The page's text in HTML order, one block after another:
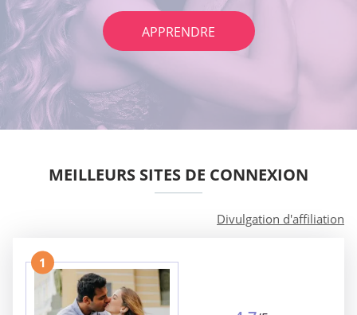
APPRENDRE
MEILLEURS SITES DE CONNEXION
Divulgation d'affiliation
1